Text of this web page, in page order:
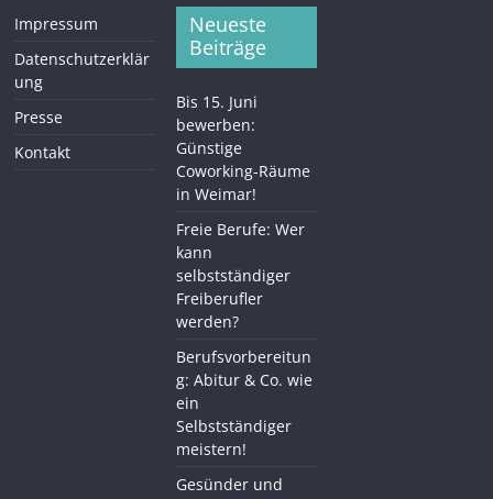
Impressum
Datenschutzerklär
ung
Presse
Kontakt
Neueste
Beiträge
Bis 15. Juni
bewerben:
Günstige
Coworking-Räume
in Weimar!
Freie Berufe: Wer
kann
selbstständiger
Freiberufler
werden?
Berufsvorbereitun
g: Abitur & Co. wie
ein
Selbstständiger
meistern!
Gesünder und